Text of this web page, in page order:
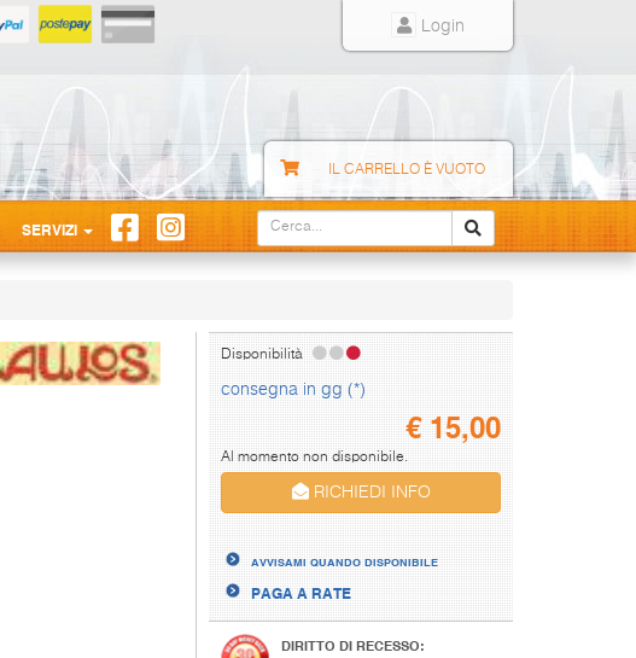
Login
IL CARRELLO È VUOTO
SERVIZI
Disponibilità
consegna in gg (*)
€15,00
Al momento non disponibile.
RICHIEDI INFO
AVVISAMI QUANDO DISPONIBILE
PAGA A RATE
DIRITTO DI RECESSO: